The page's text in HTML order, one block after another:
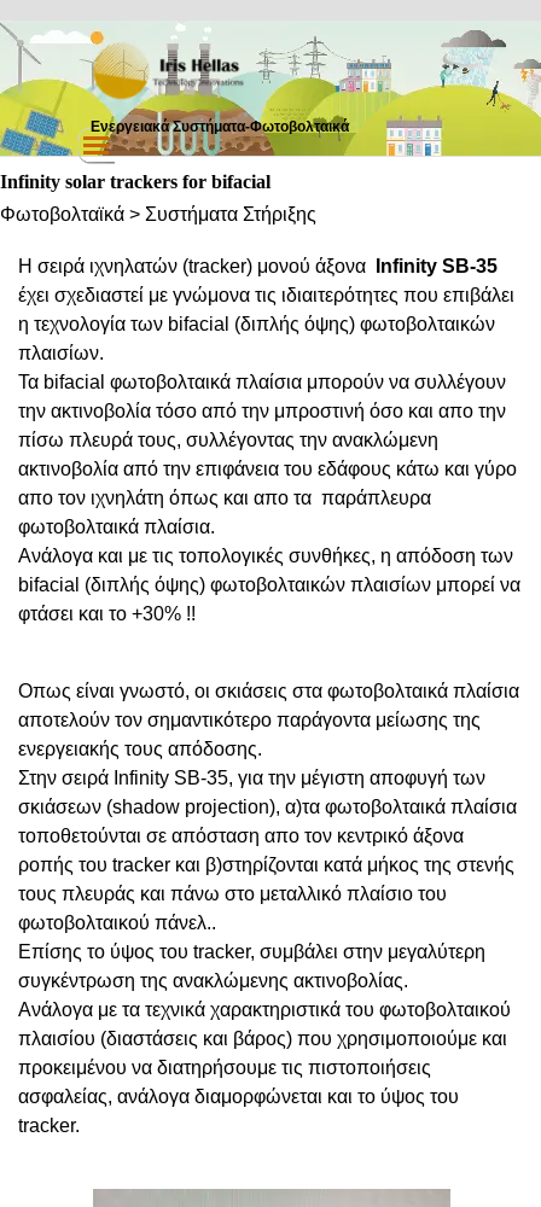
Ενεργειακά Συστήματα-Φωτοβολταικά
Παράλειψη μενού
Infinity solar trackers for bifacial
Φωτοβολταϊκά > Συστήματα Στήριξης
Η σειρά ιχνηλατών (tracker) μονού άξονα
Infinity SB-35
έχει σχεδιαστεί με γνώμονα τις ιδιαιτερότητες που επιβάλει
η τεχνολογία των bifacial (διπλής όψης) φωτοβολταικών
πλαισίων.
Τα bifacial φωτοβολταικά πλαίσια μπορούν να συλλέγουν
την ακτινοβολία τόσο από την μπροστινή όσο και απο την
πίσω πλευρά τους, συλλέγοντας την ανακλώμενη
ακτινοβολία από την επιφάνεια του εδάφους κάτω και γύρο
απο τον ιχνηλάτη όπως και απο τα παράπλευρα
φωτοβολταικά πλαίσια.
Ανάλογα και με τις τοπολογικές συνθήκες, η απόδοση των
bifacial (διπλής όψης) φωτοβολταικών πλαισίων μπορεί να
φτάσει και το +30% !!
Οπως είναι γνωστό, οι σκιάσεις στα φωτοβολταικά πλαίσια
αποτελούν τον σημαντικότερο παράγοντα μείωσης της
ενεργειακής τους απόδοσης.
Στην σειρά Infinity SB-35, για την μέγιστη αποφυγή των
σκιάσεων (shadow projection), α)τα φωτοβολταικά πλαίσια
τοποθετούνται σε απόσταση απο τον κεντρικό άξονα
ροπής του tracker και β)στηρίζονται κατά μήκος της στενής
τους πλευράς και πάνω στο μεταλλικό πλαίσιο του
φωτοβολταικού πάνελ..
Επίσης το ύψος του tracker, συμβάλει στην μεγαλύτερη
συγκέντρωση της ανακλώμενης ακτινοβολίας.
Ανάλογα με τα τεχνικά χαρακτηριστικά του φωτοβολταικού
πλαισίου (διαστάσεις και βάρος) που χρησιμοποιούμε και
προκειμένου να διατηρήσουμε τις πιστοποιήσεις
ασφαλείας, ανάλογα διαμορφώνεται και το ύψος του
tracker.